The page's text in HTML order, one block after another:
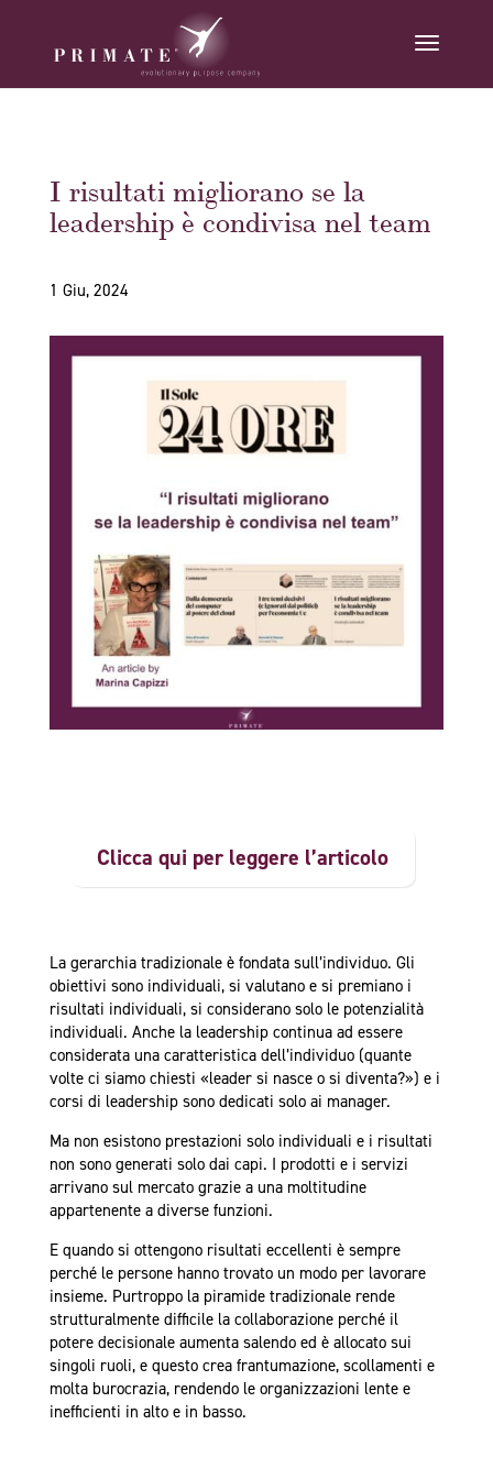
I risultati migliorano se la
leadership è condivisa nel team
1 Giu, 2024
Clicca qui per leggere l’articolo
La gerarchia tradizionale è fondata sull’individuo. Gli
obiettivi sono individuali, si valutano e si premiano i
risultati individuali, si considerano solo le potenzialità
individuali. Anche la leadership continua ad essere
considerata una caratteristica dell’individuo (quante
volte ci siamo chiesti «leader si nasce o si diventa?») e i
corsi di leadership sono dedicati solo ai manager.
Ma non esistono prestazioni solo individuali e i risultati
non sono generati solo dai capi. I prodotti e i servizi
arrivano sul mercato grazie a una moltitudine
appartenente a diverse funzioni.
E quando si ottengono risultati eccellenti è sempre
perché le persone hanno trovato un modo per lavorare
insieme. Purtroppo la piramide tradizionale rende
strutturalmente difficile la collaborazione perché il
potere decisionale aumenta salendo ed è allocato sui
singoli ruoli, e questo crea frantumazione, scollamenti e
molta burocrazia, rendendo le organizzazioni lente e
inefficienti in alto e in basso.